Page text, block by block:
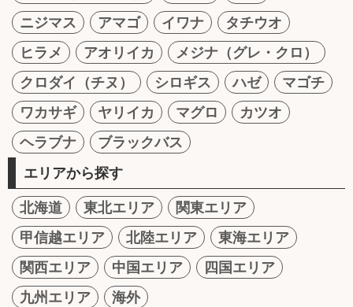
ニジマス
アマゴ イワナ
タチウオ
ヒラメ
アオリイカ
メジナ（グレ・クロ）
クロダイ（チヌ）
シロギス ハゼ
マゴチ
ワカサギ
ヤリイカ マグロ
カツオ
ヘラブナ
ブラックバス
エリアから探す
北海道 東北エリア
関東エリア
甲信越エリア
北陸エリア
東海エリア
関西エリア
中国エリア
四国エリア
九州エリア
海外